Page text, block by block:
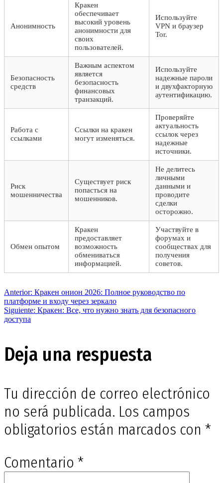
Анонимность
Кракен
обеспечивает
высокий уровень
анонимности для
своих
пользователей.
Используйте
VPN и браузер
Tor.
Безопасность
средств
Важным аспектом
является
безопасность
финансовых
транзакций.
Используйте
надежные пароли
и двухфакторную
аутентификацию.
Работа с
ссылками
Ссылки на кракен
могут изменяться.
Проверяйте
актуальность
ссылок через
надежные
источники.
Риск
мошенничества
Существует риск
попасться на
мошенников.
Не делитесь
личными
данными и
проводите
сделки
осторожно.
Обмен опытом
Кракен
предоставляет
возможность
обмениваться
информацией.
Участвуйте в
форумах и
сообществах для
получения
советов.
Navegación
de
entradas
Anterior: Entrada
anterior:
Кракен онион 2026: Полное руководство по
платформе и входу через зеркало
Siguiente: Siguiente
Кракен: Все, что нужно знать для безопасного
доступа
Deja una respuesta
Tu dirección de correo electrónico
no será publicada. Los campos
obligatorios están marcados con *
Comentario *